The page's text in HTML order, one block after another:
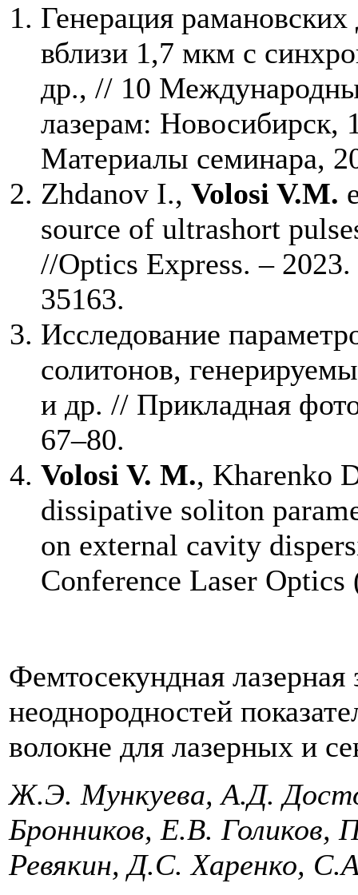
Генерация
вблизи 1,7 мкм с
др., // 10
лазерам: Новосибирск,
Материалы семинара,
Zhdanov I., Volosi V.M.
source of ultrashort
//Optics Express. –
35163.
Исследование
солитонов,
и др. // Прикладная
67–80.
Volosi V. M., Kharenko
dissipative soliton
on external cavity
Conference Laser
Фемтосекундная лазерная
неоднородностей
волокне для лазерных и
Ж.Э. Мункуева, А.Д.
Бронников, Е.В. Голиков,
Ревякин, Д.С. Харенко,